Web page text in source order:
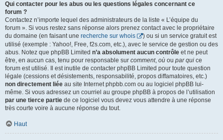
Qui contacter pour les abus ou les questions légales concernant ce
forum ?
Contactez n’importe lequel des administrateurs de la liste « L’équipe du
forum ». Si vous restez sans réponse alors prenez contact avec le propriétaire
du domaine (en faisant une recherche sur whois
) ou si un service gratuit est
utilisé (exemple : Yahoo!, Free, f2s.com, etc.), avec le service de gestion ou des
abus. Notez que phpBB Limited n’a absolument aucun contrôle et ne peut
être, en aucun cas, tenu pour responsable sur comment, où ou par qui ce
forum est utilisé. Il est inutile de contacter phpBB Limited pour toute question
légale (cessions et désistements, responsabilité, propos diffamatoires, etc.)
non directement liée au site Internet phpbb.com ou au logiciel phpBB lui-
même. Si vous adressez un courriel au groupe phpBB à propos de l’utilisation
par une tierce partie de ce logiciel vous devez vous attendre à une réponse
très courte voire à aucune réponse du tout.
Haut